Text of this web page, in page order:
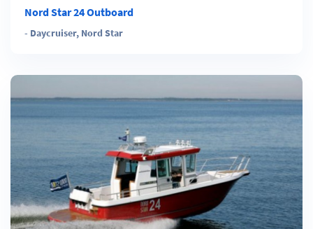
Nord Star 24 Outboard
- Daycruiser, Nord Star